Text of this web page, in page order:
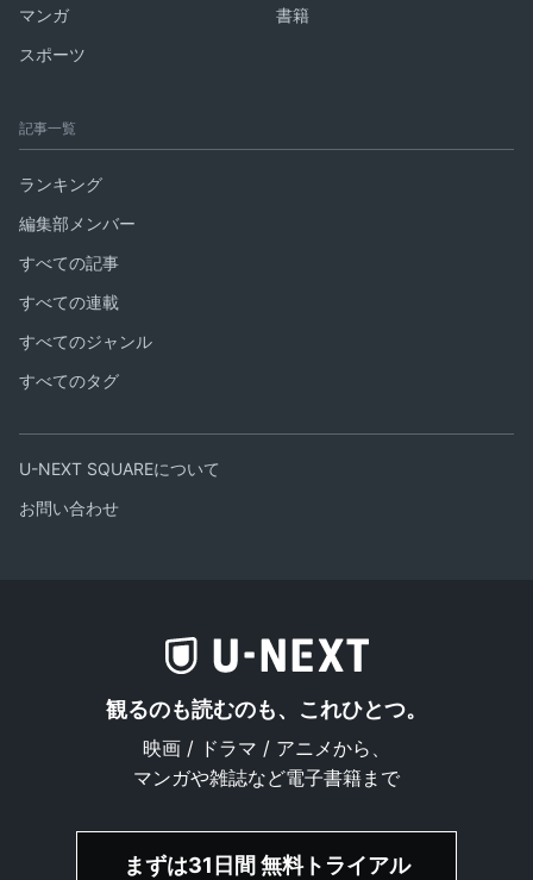
マンガ
書籍
スポーツ
記事一覧
ランキング
編集部メンバー
すべての記事
すべての連載
すべてのジャンル
すべてのタグ
U-NEXT SQUAREについて
お問い合わせ
観るのも読むのも、これひとつ。
映画 / ドラマ / アニメから、
マンガや雑誌など電子書籍まで
まずは31日間 無料トライアル